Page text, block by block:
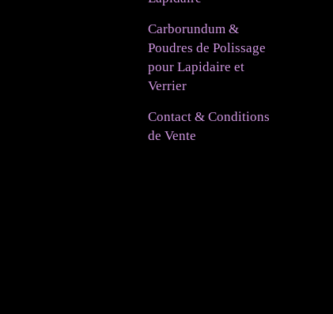
Carborundum &
Poudres de Polissage
pour Lapidaire et
Verrier
Contact & Conditions
de Vente